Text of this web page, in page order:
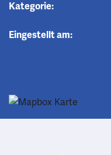
Kategorie:
Eingestellt am: